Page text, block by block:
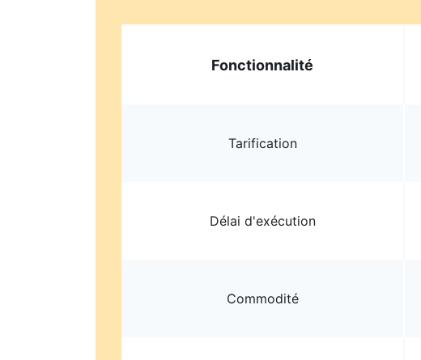
Fonctionnalité
Tarification
Délai d'exécution
Commodité